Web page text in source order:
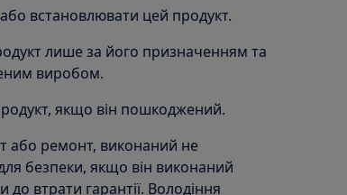
встановлювати цей продукт.
лише за його призначенням та
виробом.
якщо він пошкоджений.
або ремонт, виконаний не
безпеки, якщо він виконаний
втрати гарантії. Володіння